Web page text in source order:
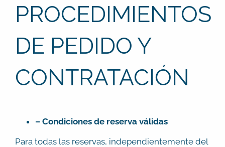
PROCEDIMIENTOS
DE PEDIDO Y
CONTRATACIÓN
– Condiciones de reserva válidas
Para todas las reservas, independientemente del